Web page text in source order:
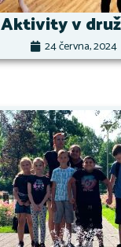
Aktivity v
24 června, 2024